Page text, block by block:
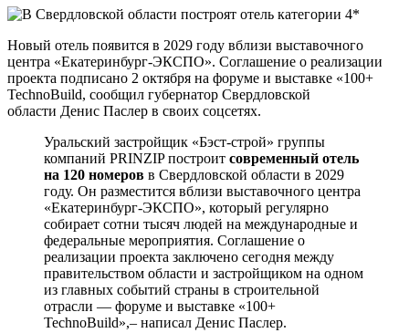
Новый отель появится в 2029 году вблизи выставочного
центра «Екатеринбург-ЭКСПО». Соглашение о реализации
проекта подписано 2 октября на форуме и выставке «100+
TechnoBuild, сообщил губернатор Свердловской
области Денис Паслер в своих соцсетях.
Уральский застройщик «Бэст-строй» группы
компаний PRINZIP построит современный отель
на 120 номеров в Свердловской области в 2029
году. Он разместится вблизи выставочного центра
«Екатеринбург-ЭКСПО», который регулярно
собирает сотни тысяч людей на международные и
федеральные мероприятия. Соглашение о
реализации проекта заключено сегодня между
правительством области и застройщиком на одном
из главных событий страны в строительной
отрасли — форуме и выставке «100+
TechnoBuild»,– написал Денис Паслер.